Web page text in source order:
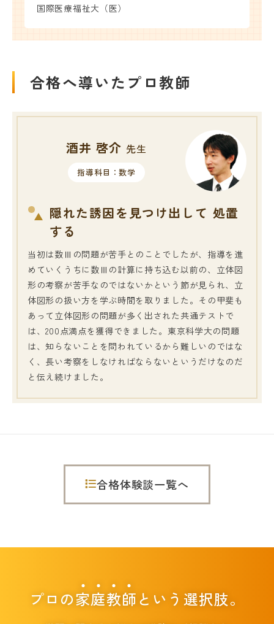
国際医療福祉大（医）
合格へ導いたプロ教師
酒井 啓介先生
指導科目：数学
隠れた誘因を見つけ出して 処置
する
当初は数Ⅲの問題が苦手とのことでしたが、指導を進
めていくうちに数Ⅲの計算に持ち込む以前の、立体図
形の考察が苦手なのではないかという節が見られ、立
体図形の扱い方を学ぶ時間を取りました。その甲斐も
あって立体図形の問題が多く出された共通テストで
は、200点満点を獲得できました。東京科学大の問題
は、知らないことを問われているから難しいのではな
く、長い考察をしなければならないというだけなのだ
と伝え続けました。
合格体験談一覧へ
プロの家庭教師という選択肢。